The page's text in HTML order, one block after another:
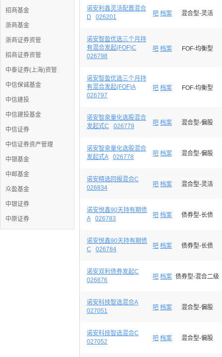
招商基金
浙商基金
浙商证券资管
招商证券资管
中泰证券(上海)资管
中信保诚基金
中信建投
中信建投基金
中信证券
中信证券资产管理
中银基金
中邮基金
众盈基金
中银证券
中原证券
诺安利鑫灵活配置混合
D
026201 吧 档案 混合型-灵活
诺安智盈优选三个月持
有混合发起(FOF)C
026798
吧 档案 FOF-均衡型
诺安智盈优选三个月持
有混合发起(FOF)A
026797
吧 档案 FOF-均衡型
诺安智泉量化选股混合
发起式C
026779 吧 档案 混合型-偏股
诺安智泉量化选股混合
发起式A
026778 吧 档案 混合型-偏股
诺安精选回报混合C
026834
吧 档案 混合型-灵活
诺安悦鑫90天持有期债
A
026783 吧 档案 债券型-长债
诺安悦鑫90天持有期债
C
026784 吧 档案 债券型-长债
诺安双利债券发起C
026876
吧 档案 债券型-混合二级
诺安科技智选混合A
027051
吧 档案 混合型-偏股
诺安科技智选混合C
027052
吧 档案 混合型-偏股